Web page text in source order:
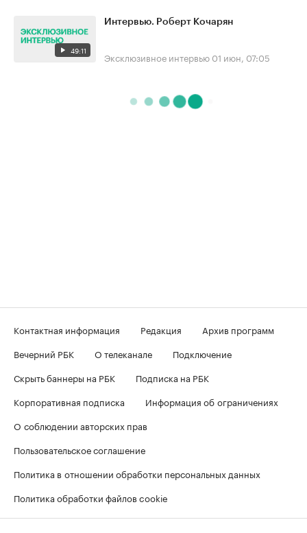
49:11
Интервью. Роберт Кочарян
Эксклюзивное интервью 01 июн, 07:05
Контактная информация Редакция
Архив программ
Вечерний РБК
О телеканале
Подключение
Скрыть баннеры на РБК
Подписка на РБК
Корпоративная подписка
Информация об ограничениях
О соблюдении авторских прав
Пользовательское соглашение
Политика в отношении обработки персональных данных
Политика обработки файлов cookie